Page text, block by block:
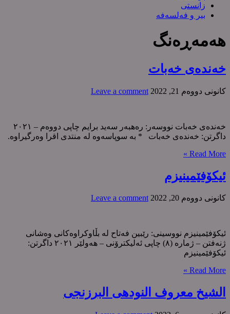
زانستی
بیر و فەلسەفە
هەمەڕەنگ
خەندەی خەبات
كانونی دووه‌م 21, 2022 Leave a comment
خەندەی خەبات نووسەر: رەهبەر سەید برایم چاپی دووەم – ٢٠٢١
داگرتن: خەندەی خەبات * بە سوپاسەوە لە منتدی اقرا وەرگیراوە.
Read More »
ئیکۆفێمینیزم
كانونی دووه‌م 20, 2022 Leave a comment
ئیکۆفێمینیزم نووسینی: رێبین فەتاح لە بڵاوکراوەکانی وەشانی
ژنەفتن – ژمارە (٨) چاپی ئەلیکترۆنی – هەولێر ٢٠٢١ داگرتن:
ئیکۆفێمینیزم
Read More »
الشیخ معروف النودهی البرزنجی